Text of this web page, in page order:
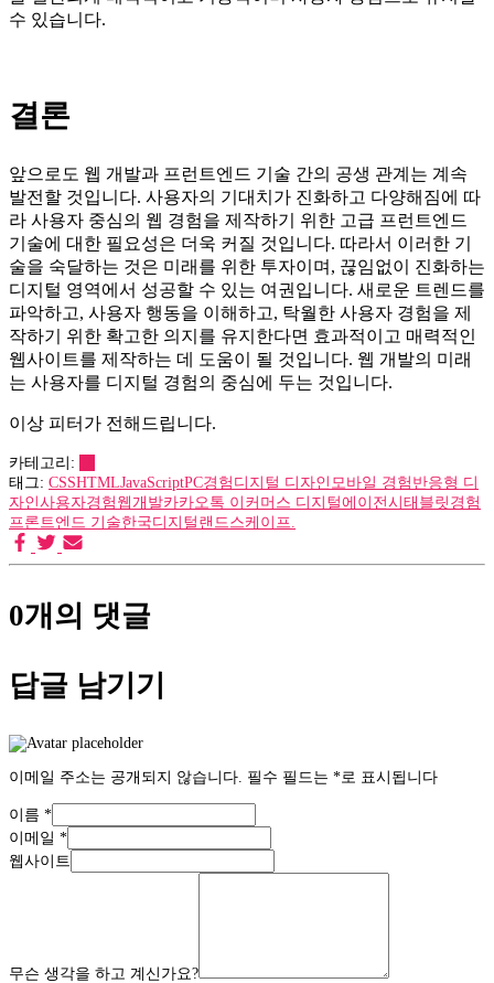
수 있습니다.
결론
앞으로도 웹 개발과 프런트엔드 기술 간의 공생 관계는 계속
발전할 것입니다. 사용자의 기대치가 진화하고 다양해짐에 따
라 사용자 중심의 웹 경험을 제작하기 위한 고급 프런트엔드
기술에 대한 필요성은 더욱 커질 것입니다. 따라서 이러한 기
술을 숙달하는 것은 미래를 위한 투자이며, 끊임없이 진화하는
디지털 영역에서 성공할 수 있는 여권입니다. 새로운 트렌드를
파악하고, 사용자 행동을 이해하고, 탁월한 사용자 경험을 제
작하기 위한 확고한 의지를 유지한다면 효과적이고 매력적인
웹사이트를 제작하는 데 도움이 될 것입니다. 웹 개발의 미래
는 사용자를 디지털 경험의 중심에 두는 것입니다.
이상 피터가 전해드립니다.
카테고리:
태그: CSSHTMLJavaScriptPC경험 디지털 디자인 모바일 경험 반응형 디
자인사용자경험 웹개발카카오톡 이커머스 디지털에이전시태블릿경험
프론트엔드 기술한국디지털랜드스케이프.
0개의 댓글
답글 남기기
이메일 주소는 공개되지 않습니다. 필수 필드는 *로 표시됩니다
이름 *
이메일 *
웹사이트
무슨 생각을 하고 계신가요?